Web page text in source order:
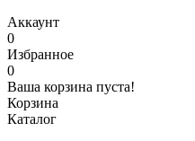
Аккаунт
0
Избранное
0
Ваша корзина пуста!
Корзина
Каталог